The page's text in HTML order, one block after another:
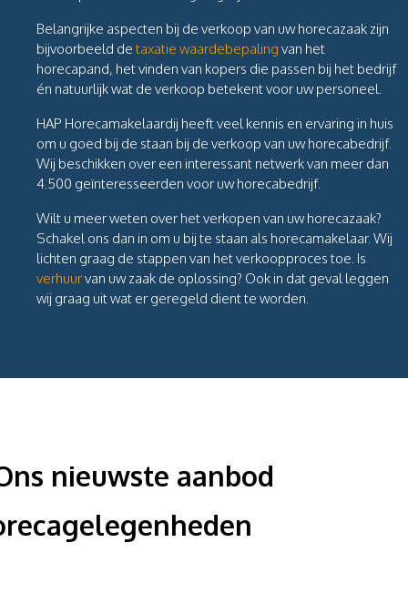
Belangrijke aspecten bij de verkoop van uw horecazaak zijn
bijvoorbeeld de taxatie waardebepaling van het
horecapand, het vinden van kopers die passen bij het bedrijf
én natuurlijk wat de verkoop betekent voor uw personeel.
HAP Horecamakelaardij heeft veel kennis en ervaring in huis
om u goed bij de staan bij de verkoop van uw horecabedrijf.
Wij beschikken over een interessant netwerk van meer dan
4.500 geïnteresseerden voor uw horecabedrijf.
Wilt u meer weten over het verkopen van uw horecazaak?
Schakel ons dan in om u bij te staan als horecamakelaar. Wij
lichten graag de stappen van het verkoopproces toe. Is
verhuurvan uw zaak de oplossing? Ook in dat geval leggen
wij graag uit wat er geregeld dient te worden.
nieuwste aanbod